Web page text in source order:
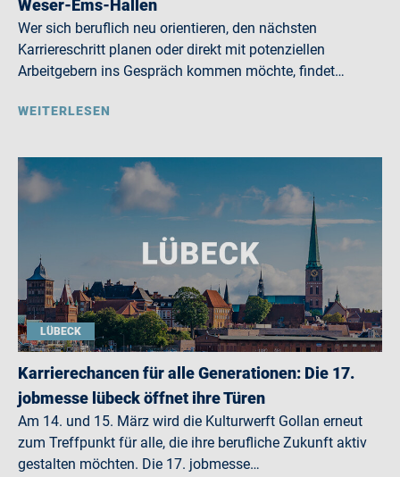
Weser-Ems-Hallen
Wer sich beruflich neu orientieren, den nächsten
Karriereschritt planen oder direkt mit potenziellen
Arbeitgebern ins Gespräch kommen möchte, findet…
WEITERLESEN
LÜBECK
Karrierechancen für alle Generationen: Die 17.
jobmesse lübeck öffnet ihre Türen
Am 14. und 15. März wird die Kulturwerft Gollan erneut
zum Treffpunkt für alle, die ihre berufliche Zukunft aktiv
gestalten möchten. Die 17. jobmesse…